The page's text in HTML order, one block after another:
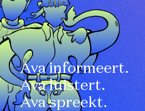
Ava informeert.
Ava luistert.
Ava spreekt.